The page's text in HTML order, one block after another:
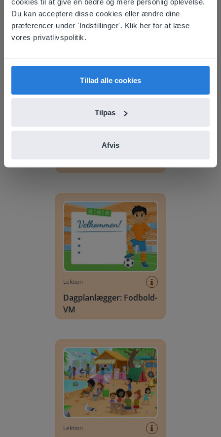
Du kan acceptere disse cookies eller ændre dine
præferencer under 'Indstillinger'. Klik her for at læse
vores privatlivspolitik.
Tillad alle cookies
Tilpas
Afvis
Opdag mere!
Dagplanlægger: Sommer
Dagplanlægger: Sommer
Lektion
Dagplanlægger: Fodbold-
VM
Lektion
your location
Based on your location, we think you might
prefer to visit our English website. There you'll
English
Dansk